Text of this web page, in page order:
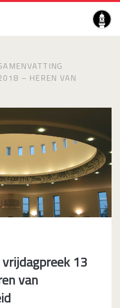
– HEREN VAN
13
van